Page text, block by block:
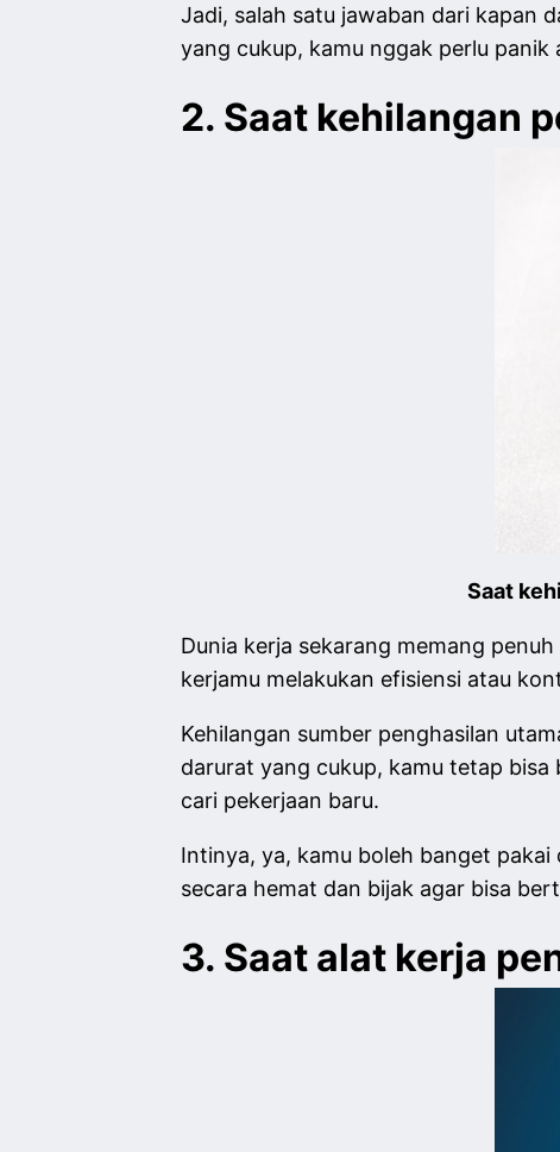
Jadi, salah satu jawaban dari kapan
yang cukup, kamu nggak perlu
2. Saat kehilangan
Saat
Dunia kerja sekarang memang
kerjamu melakukan efisiensi atau
Kehilangan sumber penghasilan
darurat yang cukup, kamu tetap
cari pekerjaan baru.
Intinya, ya, kamu boleh banget
secara hemat dan bijak agar bisa
3. Saat alat kerja